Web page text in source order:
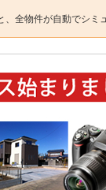
全物件が自動でシミ